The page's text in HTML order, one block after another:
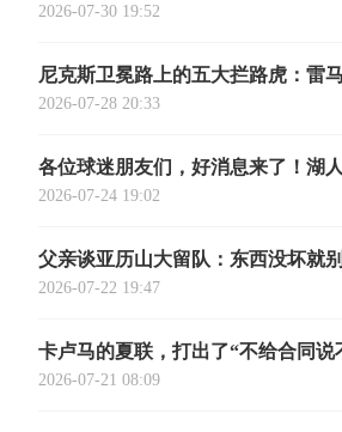
去的那一天
2026-07-30 19:52
尼克斯卫冕路上的五大拦路虎：雷
人四巨头在列
2026-07-28 20:33
各位球迷朋友们，好消息来了！湖
奥斯汀·里夫斯的2026中国行「紫金
2026-07-24 19:02
父亲谈亚历山大留队：东西没坏就
会被夜生活诱惑走
2026-07-22 19:47
卡卢马的夏联，打出了“不给合同说
数据
2026-07-21 08:09